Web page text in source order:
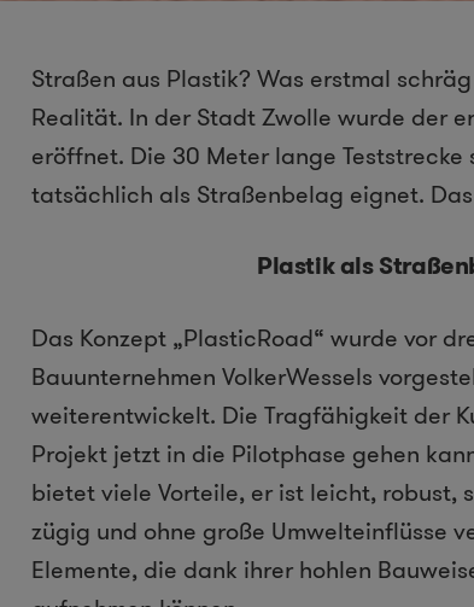
Straßen aus Plastik? Was erstmal
Realität. In der Stadt Zwolle wurde der
eröffnet. Die 30 Meter lange
tatsächlich als Straßenbelag eignet.
Plastik als
Das Konzept „PlasticRoad“ wurde vor
Bauunternehmen VolkerWessels
weiterentwickelt. Die Tragfähigkeit der
Projekt jetzt in die Pilotphase gehen
bietet viele Vorteile, er ist leicht, robust,
zügig und ohne große Umwelteinflüsse
Elemente, die dank ihrer hohlen